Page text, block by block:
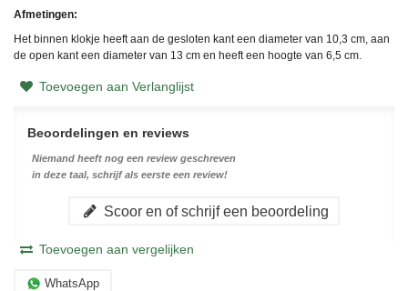
Afmetingen:
Het binnen klokje heeft aan de gesloten kant een diameter van 10,3 cm, aan
de open kant een diameter van 13 cm en heeft een hoogte van 6,5 cm.
Toevoegen aan Verlanglijst
Beoordelingen en reviews
Niemand heeft nog een review geschreven
in deze taal, schrijf als eerste een review!
Scoor en of schrijf een beoordeling
Toevoegen aan vergelijken
WhatsApp